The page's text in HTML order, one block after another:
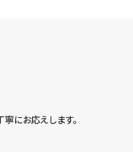
にお応えします。